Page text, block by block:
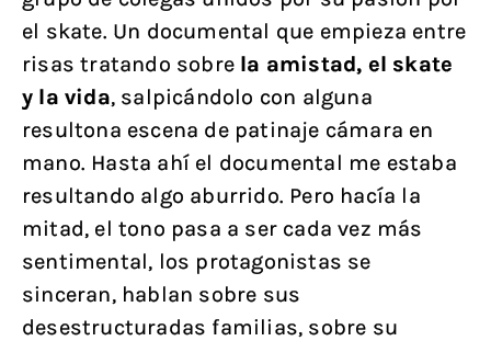
el skate. Un documental que empieza entre
risas tratando sobre la amistad, el skate
y la vida, salpicándolo con alguna
resultona escena de patinaje cámara en
mano. Hasta ahí el documental me estaba
resultando algo aburrido. Pero hacía la
mitad, el tono pasa a ser cada vez más
sentimental, los protagonistas se
sinceran, hablan sobre sus
desestructuradas familias, sobre su